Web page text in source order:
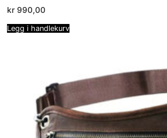
kr 990,00
Legg i handlekurv